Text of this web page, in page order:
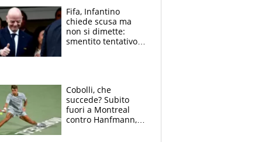
che ritiro
Fifa, Infantino
chiede scusa ma
non si dimette:
smentito tentativo di
Cobolli, che
succede? Subito
fuori a Montreal
contro Hanfmann,